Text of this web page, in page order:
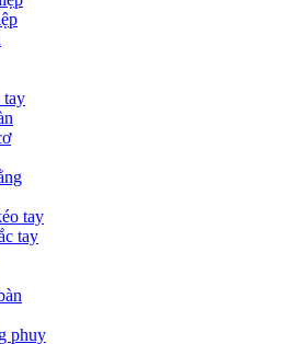
tay
tay
tay
phuy